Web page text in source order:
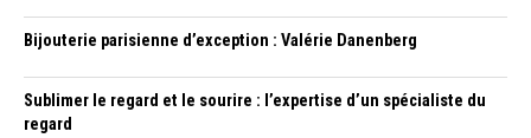
Bijouterie parisienne d’exception : Valérie Danenberg
Sublimer le regard et le sourire : l’expertise d’un spécialiste du
regard